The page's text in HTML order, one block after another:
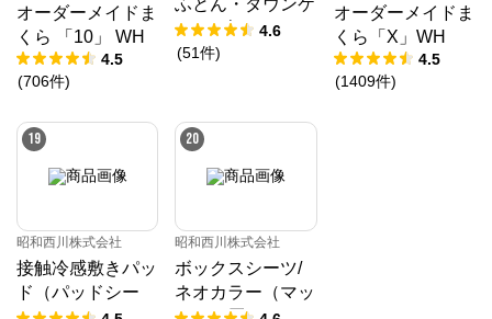
オーダーメイドま
くら 「10」 WH
4.5
(706件)
ふとん・ダウンケ
ット ダック50%
4.6
(51件)
オーダーメイドま
くら「X」WH
4.5
(1409件)
19
昭和西川株式会社
接触冷感敷きパッ
ド（パッドシー
20
昭和西川株式会社
ボックスシーツ/
ネオカラー（マッ